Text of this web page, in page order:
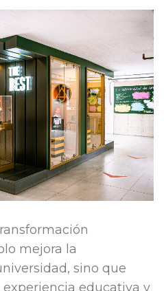
mejora la
sino que
educativa y